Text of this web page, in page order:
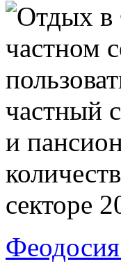
Отдых в
частном
частный
и
секторе